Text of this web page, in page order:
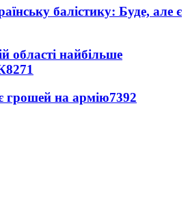
балістику: Буде, але є
області найбільше
8271
грошей на армію7392